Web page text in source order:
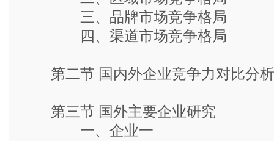
三、品牌市场竞争格局
四、渠道市场竞争格局
第二节 国内外企业竞争力对比分析
第三节 国外主要企业研究
一、企业一